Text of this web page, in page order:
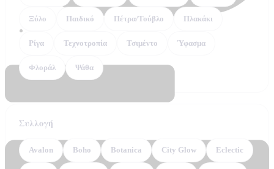
Ξύλο Παιδικό Πέτρα/Τούβλο Πλακάκι
Ρίγα Τεχνοτροπία Τσιμέντο Ύφασμα
Φλοράλ Ψάθα
Συλλογή
Avalon Boho Botanica City Glow Eclectic